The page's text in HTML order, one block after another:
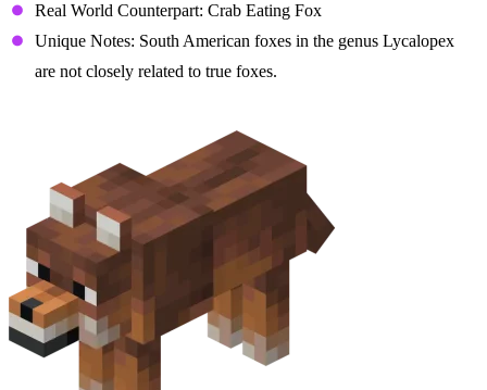
Real World Counterpart: Crab Eating Fox
Unique Notes: South American foxes in the genus Lycalopex
are not closely related to true foxes.